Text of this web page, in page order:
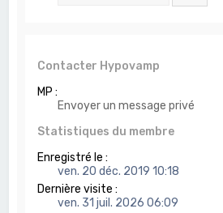
Contacter Hypovamp
MP :
Envoyer un message privé
Statistiques du membre
Enregistré le :
ven. 20 déc. 2019 10:18
Dernière visite :
ven. 31 juil. 2026 06:09